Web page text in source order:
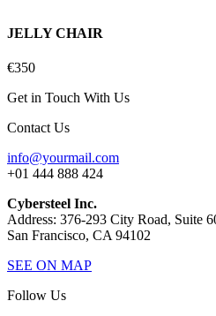
JELLY CHAIR
€350
Get in Touch With Us
Contact Us
info@yourmail.com
+01 444 888 424
Cybersteel Inc.
Address: 376-293 City Road, Suite
San Francisco, CA 94102
SEE ON MAP
Follow Us